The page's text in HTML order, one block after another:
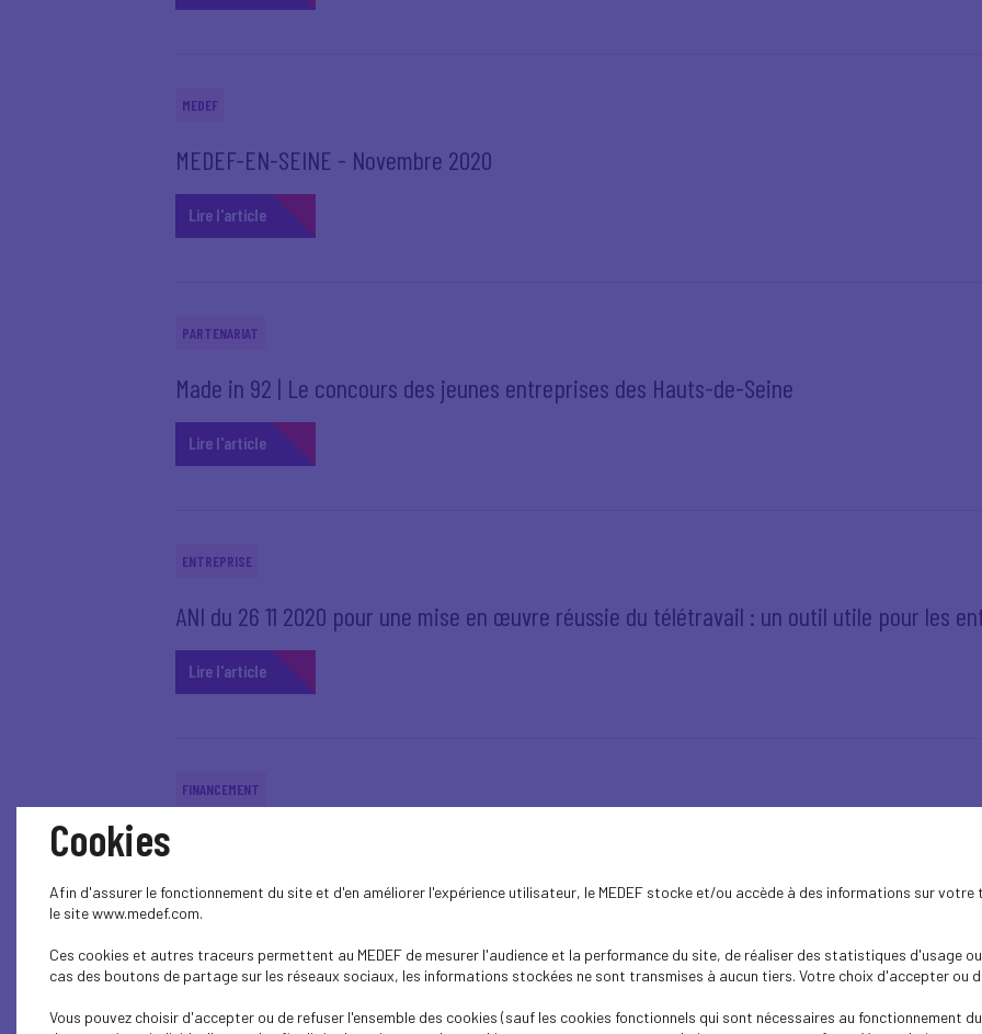
MEDEF
MEDEF-EN-SEINE - Novembre 2020
Lire l'article
PARTENARIAT
Made in 92 | Le concours des jeunes entreprises des Hauts-de-Seine
Lire l'article
ENTREPRISE
ANI du 26 11 2020 pour une mise en œuvre réussie du télétravail : un outil utile pour les
Lire l'article
FINANCEMENT
Lire l'article
COVID-19
Cookies
Afin d'assurer le fonctionnement du site et d'en améliorer l'expérience utilisateur, le MEDEF stocke et/ou accède à des informations sur
le site www.medef.com.
Ces cookies et autres traceurs permettent au MEDEF de mesurer l'audience et la performance du site, de réaliser des statistiques d'usage
cas des boutons de partage sur les réseaux sociaux, les informations stockées ne sont transmises à aucun tiers. Votre choix d'accepter
Vous pouvez choisir d'accepter ou de refuser l'ensemble des cookies (sauf les cookies fonctionnels qui sont nécessaires au fonctionnement